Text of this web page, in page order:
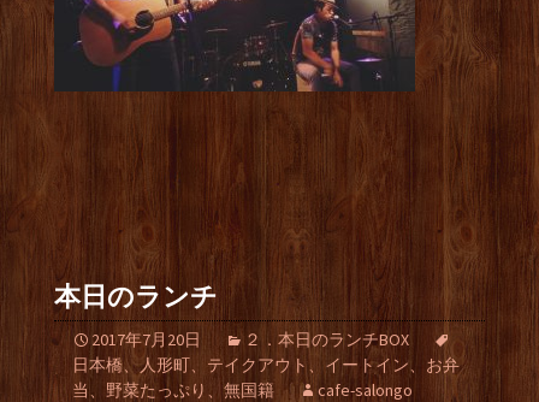
本日のランチ
2017年7月20日
２．本日のランチBOX
日本橋、人形町、テイクアウト、イートイン、お弁
当、野菜たっぷり、無国籍
cafe-salongo